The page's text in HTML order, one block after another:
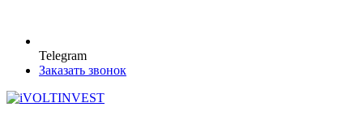
Telegram
Заказать звонок